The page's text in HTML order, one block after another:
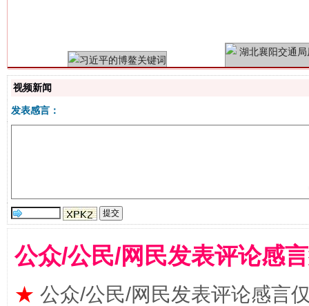
视频新闻
发表感言：
公众/公民/网民发表评论感
★ 公众/公民/网民发表评论感言